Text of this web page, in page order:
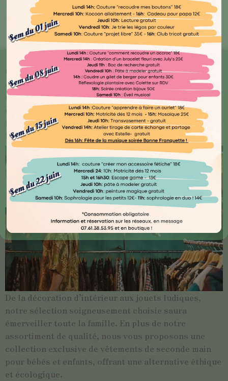
Bout'🖤 Kocoon
Chez Kocoon Family, chaque détail compte ! Plongez
dans notre univers où qualité et originalité se
rencontrent. Explorez notre vaste gamme de produits
conçus avec amour par des artisans normands ou
français, ainsi que des marques renommées telles que
Djego et Le Petit Souk.
De la décoration d’intérieur aux jouets ludiques,
notre sélection soigneusement choisie saura
émerveiller toute la famille. En plus de notre
assortiment de qualité, nous vous proposons une
collection exclusive de vêtements de seconde main
pour bébés et enfants, offrant une alternative éthique
et écologique.